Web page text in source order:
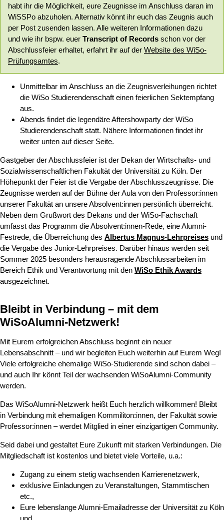
habt ihr die Möglichkeit, eure Zeugnisse im Anschluss daran im
WiSSPo abzuholen. Alternativ könnt ihr euch das Zeugnis auch
per Post zusenden lassen. Alle weiteren Informationen dazu
und wie ihr bspw. euer Transcript of Records schon vor der
Abschlussfeier erhaltet, erfahrt ihr auf der Website des WiSo-
Prüfungsamtes.
Unmittelbar im Anschluss an die Zeugnisverleihungen richtet
die WiSo Studierendenschaft einen feierlichen Sektempfang
aus.
Abends findet die legendäre Aftershowparty der WiSo
Studierendenschaft statt. Nähere Informationen findet ihr
weiter unten auf dieser Seite.
Gastgeber der Abschlussfeier ist der Dekan der Wirtschafts- und
Sozialwissenschaftlichen Fakultät der Universität zu Köln. Der
Höhepunkt der Feier ist die Vergabe der Abschlusszeugnisse. Die
Zeugnisse werden auf der Bühne der Aula von den Professor:innen
unserer Fakultät an unsere Absolvent:innen persönlich überreicht.
Neben dem Grußwort des Dekans und der WiSo-Fachschaft
umfasst das Programm die Absolvent:innen-Rede, eine Alumni-
Festrede, die Überreichung des Albertus Magnus-Lehrpreises und
die Vergabe des Junior-Lehrpreises. Darüber hinaus werden seit
Sommer 2025 besonders herausragende Abschlussarbeiten im
Bereich Ethik und Verantwortung mit den WiSo Ethik Awards
ausgezeichnet.
Bleibt in Verbindung – mit dem
WiSoAlumni-Netzwerk!
Mit Eurem erfolgreichen Abschluss beginnt ein neuer
Lebensabschnitt – und wir begleiten Euch weiterhin auf Eurem Weg!
Viele erfolgreiche ehemalige WiSo-Studierende sind schon dabei –
und auch Ihr könnt Teil der wachsenden WiSoAlumni-Community
werden.
Das WiSoAlumni-Netzwerk heißt Euch herzlich willkommen! Bleibt
in Verbindung mit ehemaligen Kommiliton:innen, der Fakultät sowie
Professor:innen – werdet Mitglied in einer einzigartigen Community.
Seid dabei und gestaltet Eure Zukunft mit starken Verbindungen. Die
Mitgliedschaft ist kostenlos und bietet viele Vorteile, u.a.:
Zugang zu einem stetig wachsenden Karrierenetzwerk,
exklusive Einladungen zu Veranstaltungen, Stammtischen
etc.,
Eure lebenslange Alumni-Emailadresse der Universität zu Köln